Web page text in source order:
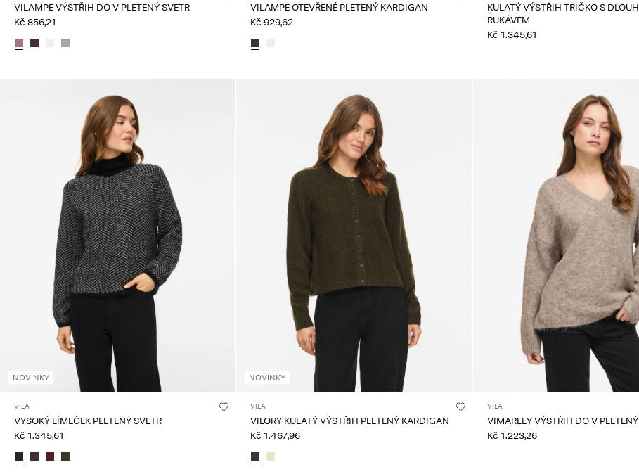
VILAMPE VÝSTŘIH DO V PLETENÝ SVETR
Kč 856,21
VILAMPE OTEVŘENÉ PLETENÝ KARDIGAN
Kč 929,62
KULATÝ VÝSTŘIH TRIČKO S
RUKÁVEM
Kč 1.345,61
NOVINKY
VILA
VYSOKÝ LÍMEČEK PLETENÝ SVETR
Kč 1.345,61
NOVINKY
VILA
VILORY KULATÝ VÝSTŘIH PLETENÝ KARDIGAN
Kč 1.467,96
VILA
VIMARLEY VÝSTŘIH DO V
Kč 1.223,26